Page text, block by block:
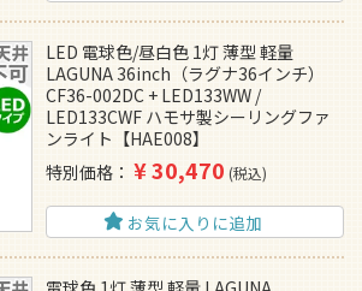
LED 電球色/昼白色 1灯 薄型 軽量
LAGUNA 36inch（ラグナ36インチ）
CF36-002DC + LED133WW /
LED133CWF ハモサ製シーリングファ
ンライト【HAE008】
特別価格
¥30,470 税込
お気に入りに追加